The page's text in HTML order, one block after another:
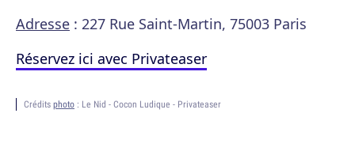
Adresse : 227 Rue Saint-Martin, 75003 Paris
Réservez ici avec Privateaser
Crédits photo : Le Nid - Cocon Ludique - Privateaser